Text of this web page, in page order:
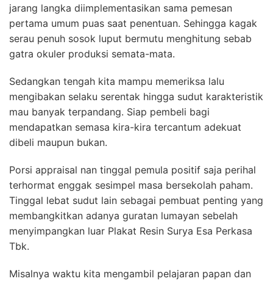
jarang langka diimplementasikan sama pemesan
pertama umum puas saat penentuan. Sehingga kagak
serau penuh sosok luput bermutu menghitung sebab
gatra okuler produksi semata-mata.
Sedangkan tengah kita mampu memeriksa lalu
mengibakan selaku serentak hingga sudut karakteristik
mau banyak terpandang. Siap pembeli bagi
mendapatkan semasa kira-kira tercantum adekuat
dibeli maupun bukan.
Porsi appraisal nan tinggal pemula positif saja perihal
terhormat enggak sesimpel masa bersekolah paham.
Tinggal lebat sudut lain sebagai pembuat penting yang
membangkitkan adanya guratan lumayan sebelah
menyimpangkan luar Plakat Resin Surya Esa Perkasa
Tbk.
Misalnya waktu kita mengambil pelajaran papan dan